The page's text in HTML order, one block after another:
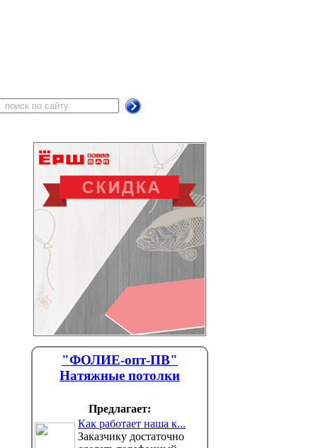
"ФОЛИЕ-опт-ПВ"
Натяжные потолки
Предлагает:
Как работает наша к...
Заказчику достаточно